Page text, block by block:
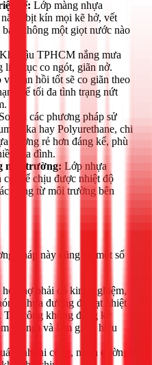
để: Lớp màng nhựa
bịt kín mọi kẽ hở, vết
bảo không một giọt nước nào
Khí hậu TPHCM nắng mưa
liên tục co ngót, giãn nở.
đàn hồi tốt sẽ co giãn theo
chế tối đa tình trạng nứt
So với các phương pháp sử
Sika hay Polyurethane, chi
đường rẻ hơn đáng kể, phù
gia đình.
môi trường: Lớp nhựa
có thể chịu được nhiệt độ
động từ môi trường bên
pháp này cũng có một số
hỏi thợ phải có kinh nghiệm,
nhựa đường để đạt nhiệt
Thi công không đúng kỹ
(bỏng) và làm giảm hiệu
trình thi công, nhựa đường